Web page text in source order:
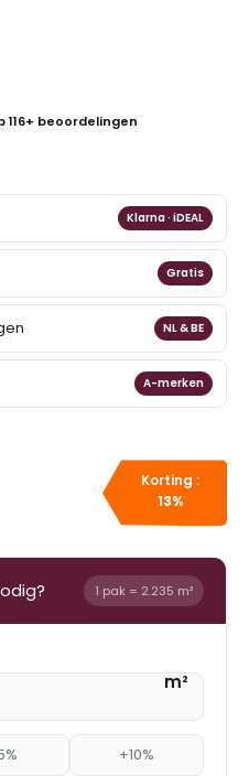
116+ beoordelingen
Klarna · iDEAL
Gratis
NL & BE
A-merken
Korting :
13%
1 pak = 2.235 m²
m²
+10%